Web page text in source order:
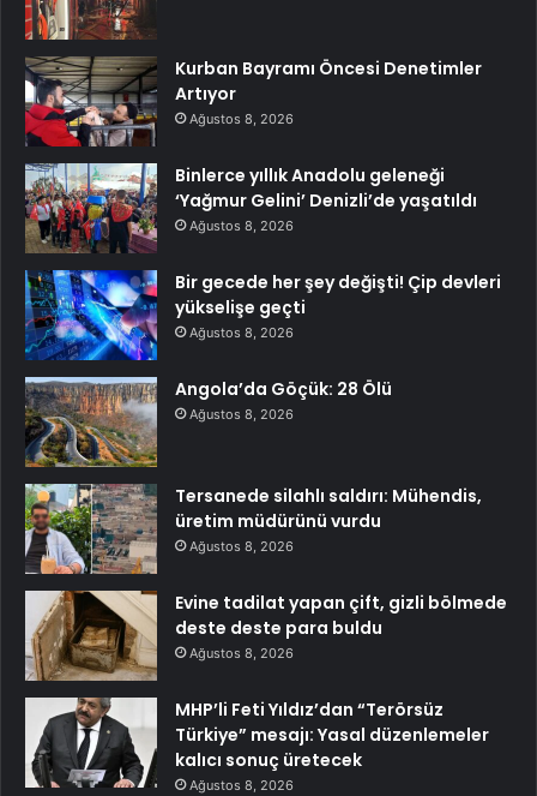
Kurban Bayramı Öncesi Denetimler
Artıyor
Ağustos 8, 2026
Binlerce yıllık Anadolu geleneği
‘Yağmur Gelini’ Denizli’de yaşatıldı
Ağustos 8, 2026
Bir gecede her şey değişti! Çip devleri
yükselişe geçti
Ağustos 8, 2026
Angola’da Göçük: 28 Ölü
Ağustos 8, 2026
Tersanede silahlı saldırı: Mühendis,
üretim müdürünü vurdu
Ağustos 8, 2026
Evine tadilat yapan çift, gizli bölmede
deste deste para buldu
Ağustos 8, 2026
MHP’li Feti Yıldız’dan “Terörsüz
Türkiye” mesajı: Yasal düzenlemeler
kalıcı sonuç üretecek
Ağustos 8, 2026